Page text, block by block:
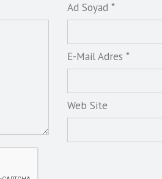
Ad Soyad *
E-Mail Adres *
Web Site